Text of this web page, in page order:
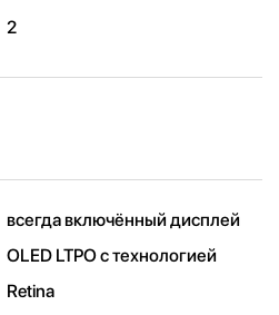
2
всегда включённый дисплей
OLED LTPO с технологией
Retina